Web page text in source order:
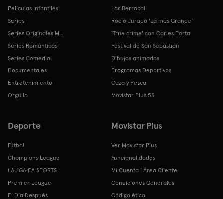
Películas Infantiles
Series
Series Originales M+
Series Románticas
Series Comedia
Documentales
Entretenimiento
Orgullo
Las Berrocal
Rocío Jurado 'La más Grande'
'True crime' con Carles Porta
Festival de San Sebastián
Dibujos animados
Programas Deportivos
Caza y Pesca
Movistar Plus 5S
Deporte
Fútbol
Champions League
LALIGA EA SPORTS
Premier League
El Día Después
Movistar Plus
Ver Movistar Plus
Funcionalidades
Mi Cuenta | Área Cliente
Condiciones Generales
Código ético